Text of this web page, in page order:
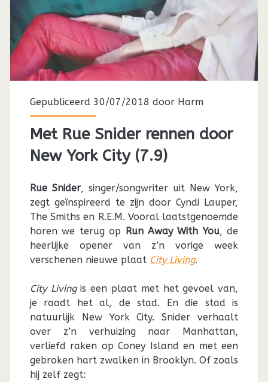
Gepubliceerd 30/07/2018 door Harm
Met Rue Snider rennen door
New York City (7.9)
Rue Snider, singer/songwriter uit New York,
zegt geïnspireerd te zijn door Cyndi Lauper,
The Smiths en R.E.M. Vooral laatstgenoemde
horen we terug op
Run Away With You, de
heerlijke opener van z’n vorige week
verschenen nieuwe plaat City Living.
City Livingis een plaat met het gevoel van,
je raadt het al, de stad. En die stad is
natuurlijk New York City. Snider verhaalt
over z’n verhuizing naar Manhattan,
verliefd raken op Coney Island en met een
gebroken hart zwalken in Brooklyn. Of zoals
hij zelf zegt: